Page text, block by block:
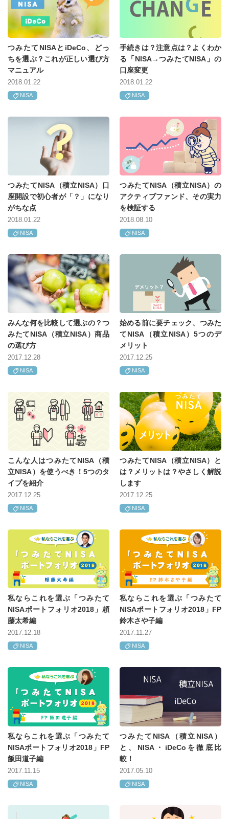
つみたてNISAとiDeCo、どっ
ちを選ぶ？これが正しい選び方
マニュアル
2018.01.22
NISA
手続きは？注意点は？よくわか
る「NISA→つみたてNISA」の
口座変更
2018.01.22
NISA
つみたてNISA（積立NISA）口
座開設で初心者が「？」になり
がちな点
2018.01.22
NISA
つみたてNISA（積立NISA）の
アクティブファンド、その実力
を検証する
2018.08.10
NISA
みんな何を比較して選ぶの？つ
みたてNISA（積立NISA）商品
の選び方
2017.12.28
NISA
始める前に要チェック、つみた
てNISA（積立NISA）5つのデ
メリット
2017.12.25
NISA
こんな人はつみたてNISA（積
立NISA）を使うべき！5つのタ
イプを紹介
2017.12.25
NISA
つみたてNISA（積立NISA）と
は？メリットは？やさしく解説
します
2017.12.25
NISA
私ならこれを選ぶ「つみたて
NISAポートフォリオ2018」頼
藤太希編
2017.12.18
NISA
私ならこれを選ぶ「つみたて
NISAポートフォリオ2018」FP
鈴木さや子編
2017.11.27
NISA
私ならこれを選ぶ「つみたて
NISAポートフォリオ2018」FP
飯田道子編
2017.11.15
NISA
つみたてNISA（積立NISA）
と、NISA・iDeCoを徹底比
較！
2017.05.10
NISA